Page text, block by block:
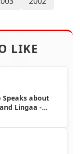
LIKE
Speaks about
Lingaa -